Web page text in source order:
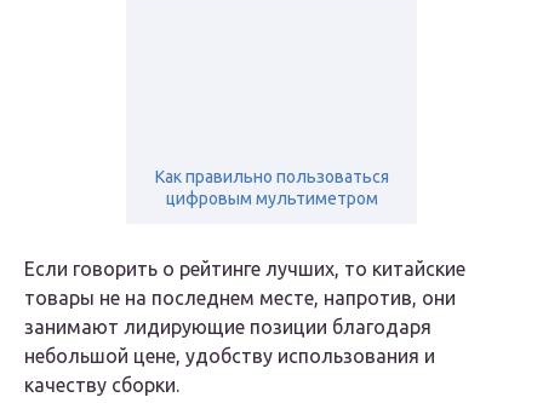
Как правильно пользоваться
цифровым мультиметром
Если говорить о рейтинге лучших, то китайские
товары не на последнем месте, напротив, они
занимают лидирующие позиции благодаря
небольшой цене, удобству использования и
качеству сборки.